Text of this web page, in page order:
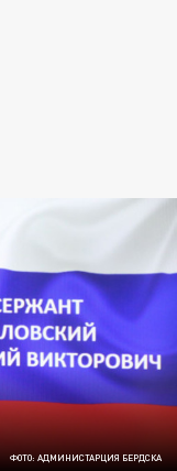
ФОТО: АДМИНИСТАРЦИЯ БЕРДСКА